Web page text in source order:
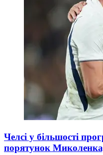
Челсі у більшості
порятунок